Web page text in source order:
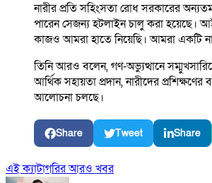
নারীর প্রতি সহিংসতা রোধ সরকারের
পারেন সেজন্য হটলাইন চালু করা হয়েছে।
কাজও আমরা হাতে নিয়েছি। আমরা একটি
তিনি আরও বলেন, গণ-অভ্যুত্থানে
আর্থিক সহায়তা প্রদান, নারীদের
আলোচনা চলছে।
Share Tweet Share
এই ক্যাটাগরির আরও খবর